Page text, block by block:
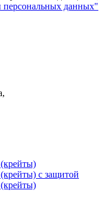
персональных данных"
с защитой